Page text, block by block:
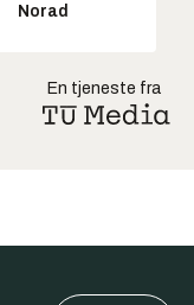
Norad
En tjeneste fra